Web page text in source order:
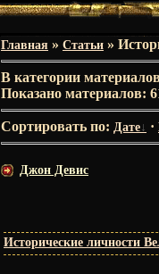
Главная » Статьи »
В категории материалов
Показано материалов:
Сортировать по: Дате ·
Джон Девис
Исторические личности